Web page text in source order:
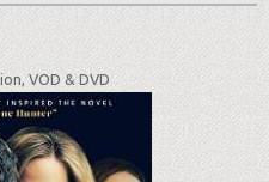
VOD & DVD